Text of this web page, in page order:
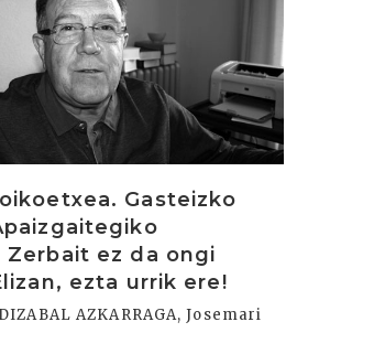
Gasteizko
Zerbait ez da ongi
ezta urrik ere!
AZKARRAGA, Josemari